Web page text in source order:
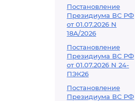
Постановление
Президиума ВС РФ
от 01.07.2026 N
18А/2026
Постановление
Президиума ВС РФ
от 01.07.2026 N 24-
ПЭК26
Постановление
Президиума ВС РФ